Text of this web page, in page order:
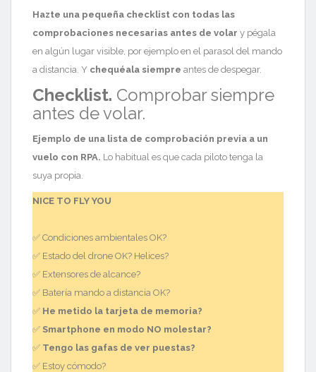
Hazte una pequeña checklist con todas las
comprobaciones necesarias antes de volar y pégala
en algún lugar visible, por ejemplo en el parasol del mando
a distancia. Y chequéala siempre antes de despegar.
Checklist. Comprobar siempre
antes de volar.
Ejemplo de una lista de comprobación previa a un
vuelo con RPA. Lo habitual es que cada piloto tenga la
suya propia.
NICE TO FLY YOU
✅ Condiciones ambientales OK?
✅ Estado del drone OK? Helices?
✅ Extensores de alcance?
✅ Batería mando a distancia OK?
✅ He metido la tarjeta de memoria?
✅ Smartphone en modo NO molestar?
✅ Tengo las gafas de ver puestas?
✅ Estoy cómodo?